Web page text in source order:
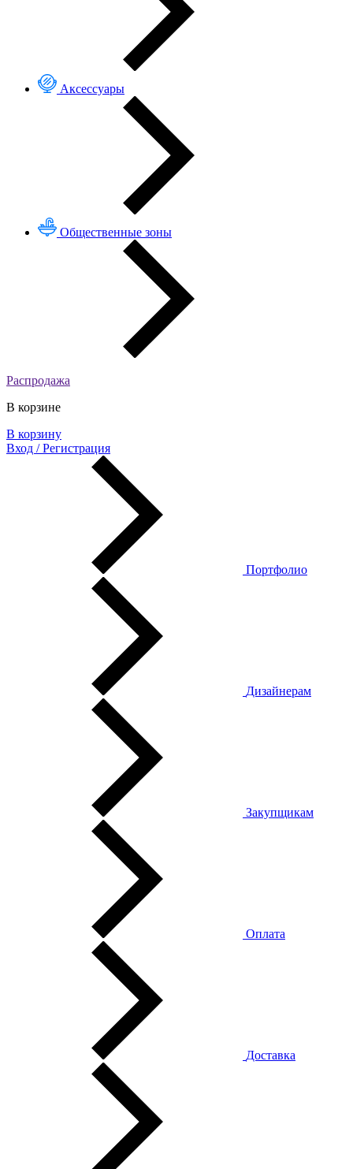
Аксессуары
Общественные зоны
Распродажа
В корзине
В корзину
Вход / Регистрация
Портфолио
Дизайнерам
Закупщикам
Оплата
Доставка